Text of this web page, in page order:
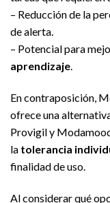
– Reducción de la
de alerta.
– Potencial para
aprendizaje.
En contraposición,
ofrece una
Provigil y
la tolerancia
finalidad de uso.
Al considerar qué